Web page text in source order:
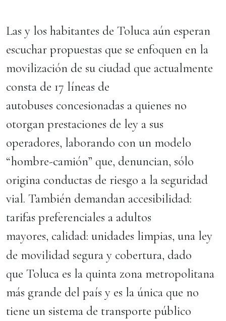
Las y los habitantes de Toluca aún esperan
escuchar propuestas que se enfoquen en la
movilización de su ciudad que actualmente
consta de 17 líneas de
autobuses concesionadas a quienes no
otorgan prestaciones de ley a sus
operadores, laborando con un modelo
“hombre-camión” que, denuncian, sólo
origina conductas de riesgo a la seguridad
vial. También demandan accesibilidad:
tarifas preferenciales a adultos
mayores, calidad: unidades limpias, una ley
de movilidad segura y cobertura, dado
que Toluca es la quinta zona metropolitana
más grande del país y es la única que no
tiene un sistema de transporte público